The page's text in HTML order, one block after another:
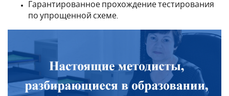
Гарантированное прохождение тестирования
по упрощенной схеме.